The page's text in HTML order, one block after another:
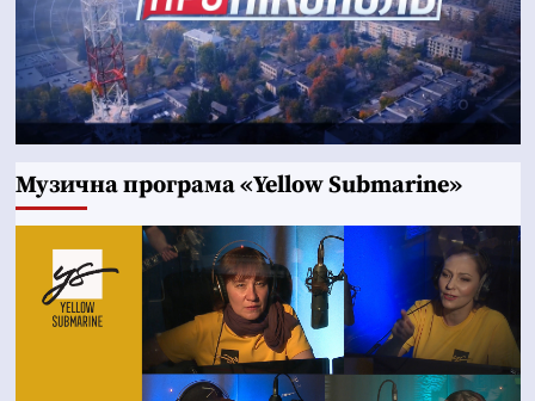
Музична програма «Yellow Submarine»